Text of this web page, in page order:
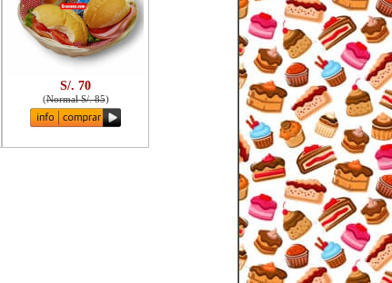
S/. 70
(Normal S/. 85)